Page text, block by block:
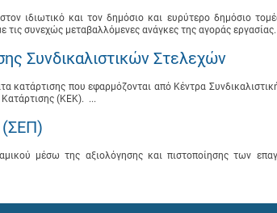
ιδιωτικό και τον δημόσιο και ευρύτερο δημόσιο
τις συνεχώς μεταβαλλόμενες ανάγκες της αγοράς εργασίας.
Συνδικαλιστικών Στελεχών
κατάρτισης που εφαρμόζονται από Κέντρα
Κατάρτισης (ΚΕΚ). ...
(ΣΕΠ)
μέσω της αξιολόγησης και πιστοποίησης των